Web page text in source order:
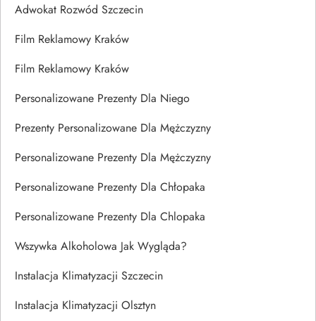
Adwokat Rozwód Szczecin
Film Reklamowy Kraków
Film Reklamowy Kraków
Personalizowane Prezenty Dla Niego
Prezenty Personalizowane Dla Mężczyzny
Personalizowane Prezenty Dla Mężczyzny
Personalizowane Prezenty Dla Chłopaka
Personalizowane Prezenty Dla Chlopaka
Wszywka Alkoholowa Jak Wygląda?
Instalacja Klimatyzacji Szczecin
Instalacja Klimatyzacji Olsztyn